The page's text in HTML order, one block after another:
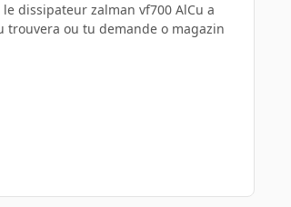
dissipateur zalman vf700 AlCu a
ou tu demande o magazin